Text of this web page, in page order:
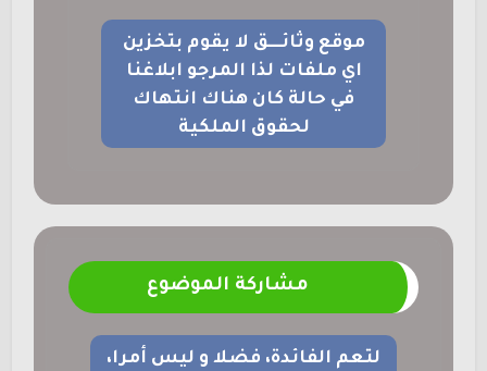
موقع وثائــــق لا يقوم بتخزين
اي ملفات لذا المرجو ابلاغنا
في حالة كان هناك انتهاك
لحقوق الملكية
مشاركة الموضوع
لتعم الفائدة، فضلا و ليس أمرا،